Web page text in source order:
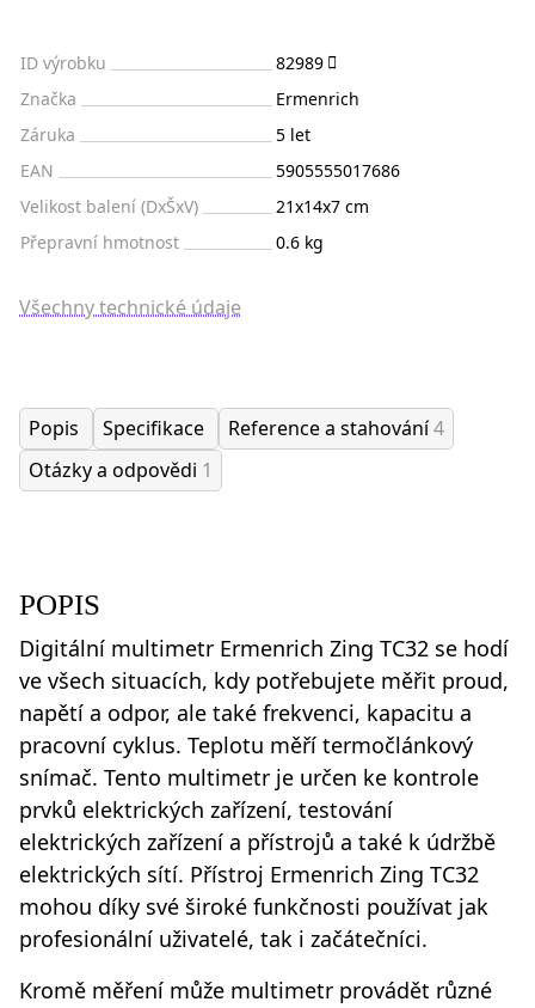
ID výrobku
82989
Značka
Ermenrich
Záruka
5 let
EAN
5905555017686
Velikost balení (DxŠxV)
21x14x7 cm
Přepravní hmotnost
0.6 kg
Všechny technické údaje
Popis Specifikace Reference a stahování4
Otázky a odpovědi 1
POPIS
Digitální multimetr Ermenrich Zing TC32 se hodí
ve všech situacích, kdy potřebujete měřit proud,
napětí a odpor, ale také frekvenci, kapacitu a
pracovní cyklus. Teplotu měří termočlánkový
snímač. Tento multimetr je určen ke kontrole
prvků elektrických zařízení, testování
elektrických zařízení a přístrojů a také k údržbě
elektrických sítí. Přístroj Ermenrich Zing TC32
mohou díky své široké funkčnosti používat jak
profesionální uživatelé, tak i začátečníci.
Kromě měření může multimetr provádět různé